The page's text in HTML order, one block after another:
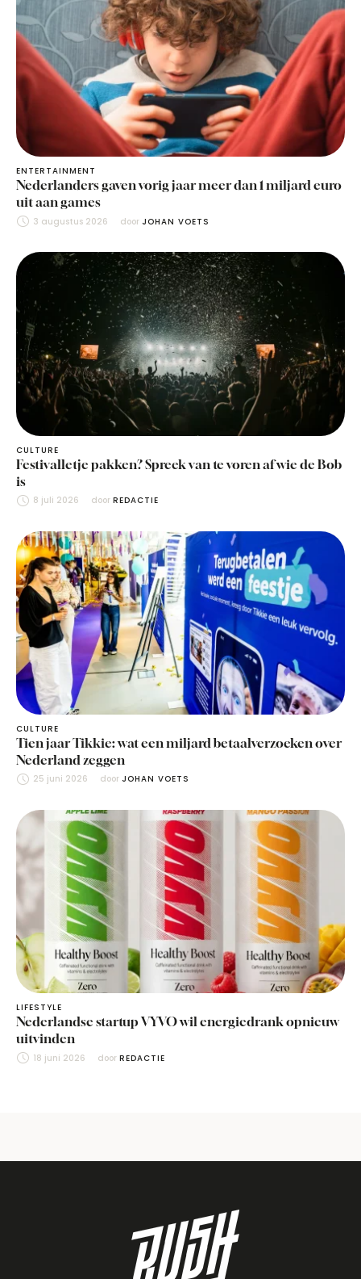
ENTERTAINMENT
Nederlanders gaven vorig jaar meer dan 1 miljard euro
uit aan games
3 augustus 2026 door JOHAN VOETS
CULTURE
Festivalletje pakken? Spreek van te voren af wie de Bob
is
8 juli 2026 door REDACTIE
CULTURE
Tien jaar Tikkie: wat een miljard betaalverzoeken over
Nederland zeggen
25 juni 2026 door JOHAN VOETS
LIFESTYLE
Nederlandse startup VYVO wil energiedrank opnieuw
uitvinden
18 juni 2026 door REDACTIE